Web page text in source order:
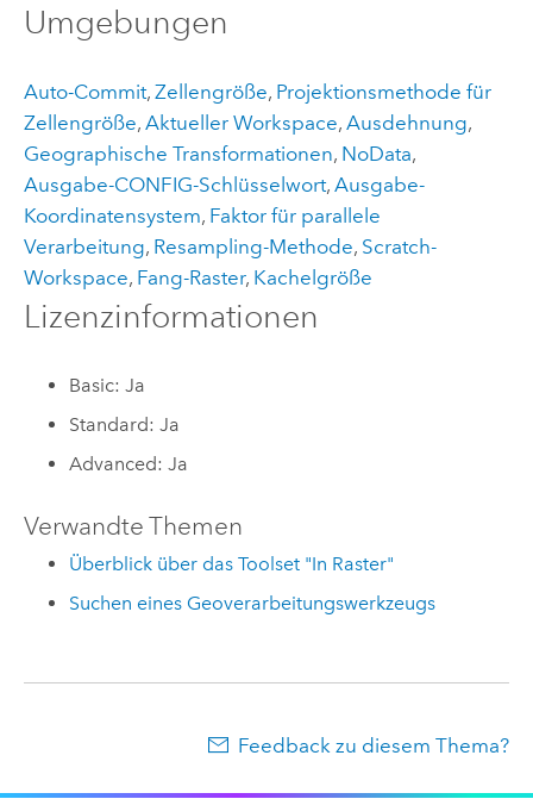
Umgebungen
Auto-Commit, Zellengröße, Projektionsmethode für
Zellengröße, Aktueller Workspace, Ausdehnung,
Geographische Transformationen, NoData,
Ausgabe-CONFIG-Schlüsselwort, Ausgabe-
Koordinatensystem, Faktor für parallele
Verarbeitung, Resampling-Methode, Scratch-
Workspace, Fang-Raster, Kachelgröße
Lizenzinformationen
Basic: Ja
Standard: Ja
Advanced: Ja
Verwandte Themen
Überblick über das Toolset "In Raster"
Suchen eines Geoverarbeitungswerkzeugs
Feedback zu diesem Thema?